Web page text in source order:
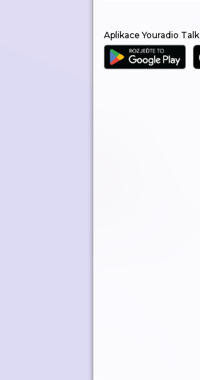
Aplikace Youradio Talk